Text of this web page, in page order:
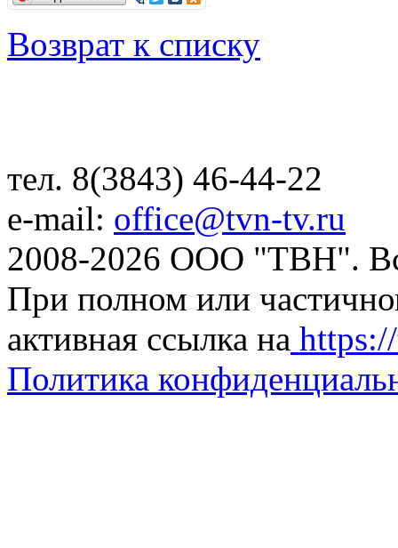
Возврат к списку
тел. 8(3843) 46-44-22
e-mail: office@tvn-tv.ru
2008-2026 ООО "ТВН".
При полном или
активная ссылка на
Политика